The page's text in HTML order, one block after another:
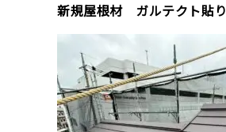
新規屋根材 ガルテクト貼り